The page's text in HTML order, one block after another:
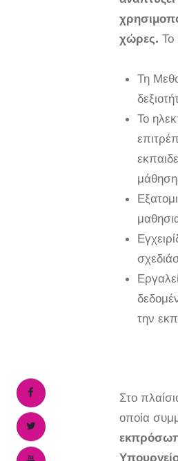
χώρες. Το
Τη
Το
την
Στο
οποία